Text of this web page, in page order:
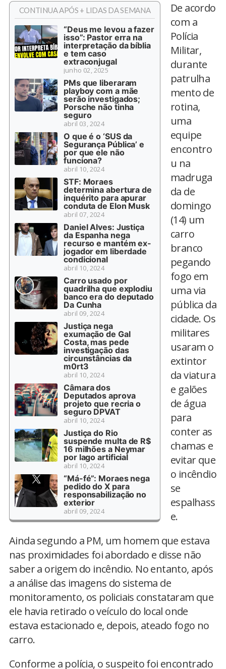
CONTINUA APÓS + LIDAS DA SEMANA
“Deus me levou a fazer
isso”: Pastor erra na
interpretação da bíblia
e tem caso
extraconjugal
junho 02, 2025
PMs que liberaram
playboy com a mãe
serão investigados;
Porsche não tinha
seguro
abril 03, 2024
O que é o ‘SUS da
Segurança Pública’ e
por que ele não
funciona?
abril 10, 2024
STF: Moraes
determina abertura de
inquérito para apurar
conduta de Elon Musk
abril 07, 2024
Daniel Alves: Justiça
da Espanha nega
recurso e mantém ex-
jogador em liberdade
condicional
abril 10, 2024
Carro usado por
quadrilha que explodiu
banco era do deputado
Da Cunha
abril 09, 2024
Justiça nega
exumação de Gal
Costa, mas pede
investigação das
circunstâncias da
m0rt3
abril 10, 2024
Câmara dos
Deputados aprova
projeto que recria o
seguro DPVAT
abril 10, 2024
Justiça do Rio
suspende multa de R$
16 milhões a Neymar
por lago artificial
abril 10, 2024
“Má-fé”: Moraes nega
pedido do X para
responsabilização no
exterior
abril 09, 2024
De acordo
com a
Polícia
Militar,
durante
patrulha
mento de
rotina,
uma
equipe
encontro
u na
madruga
da de
domingo
(14) um
carro
branco
pegando
fogo em
uma via
pública da
cidade. Os
militares
usaram o
extintor
da viatura
e galões
de água
para
conter as
chamas e
evitar que
o incêndio
se
espalhass
e.
Ainda segundo a PM, um homem que estava
nas proximidades foi abordado e disse não
saber a origem do incêndio. No entanto, após
a análise das imagens do sistema de
monitoramento, os policiais constataram que
ele havia retirado o veículo do local onde
estava estacionado e, depois, ateado fogo no
carro.
Conforme a polícia, o suspeito foi encontrado